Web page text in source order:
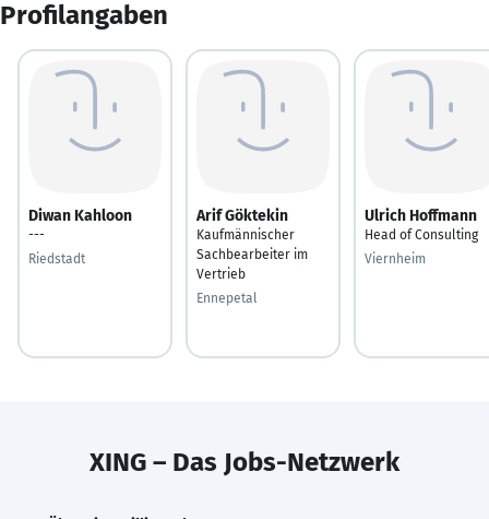
Profilangaben
Diwan Kahloon
---
Riedstadt
Arif Göktekin
Kaufmännischer
Sachbearbeiter im
Vertrieb
Ennepetal
Ulrich Hoffmann
Head of Consulting
Viernheim
XING – Das Jobs-Netzwerk